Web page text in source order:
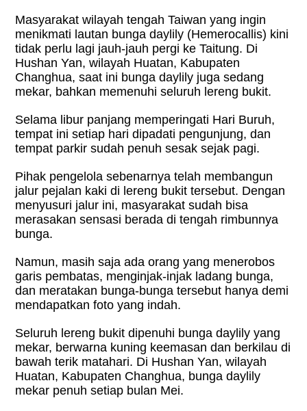
Masyarakat wilayah tengah Taiwan yang ingin
menikmati lautan bunga daylily (Hemerocallis) kini
tidak perlu lagi jauh-jauh pergi ke Taitung. Di
Hushan Yan, wilayah Huatan, Kabupaten
Changhua, saat ini bunga daylily juga sedang
mekar, bahkan memenuhi seluruh lereng bukit.
Selama libur panjang memperingati Hari Buruh,
tempat ini setiap hari dipadati pengunjung, dan
tempat parkir sudah penuh sesak sejak pagi.
Pihak pengelola sebenarnya telah membangun
jalur pejalan kaki di lereng bukit tersebut. Dengan
menyusuri jalur ini, masyarakat sudah bisa
merasakan sensasi berada di tengah rimbunnya
bunga.
Namun, masih saja ada orang yang menerobos
garis pembatas, menginjak-injak ladang bunga,
dan meratakan bunga-bunga tersebut hanya demi
mendapatkan foto yang indah.
Seluruh lereng bukit dipenuhi bunga daylily yang
mekar, berwarna kuning keemasan dan berkilau di
bawah terik matahari. Di Hushan Yan, wilayah
Huatan, Kabupaten Changhua, bunga daylily
mekar penuh setiap bulan Mei.